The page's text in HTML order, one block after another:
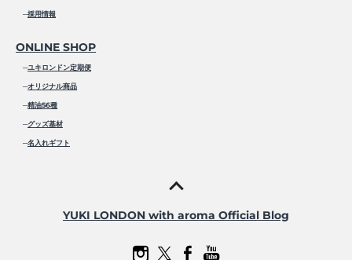
─採用情報
ONLINE SHOP
─ユキロンドン定期便
─オリジナル商品
─精油56種
─グッズ基材
─名入れギフト
YUKI LONDON with aroma Official Blog